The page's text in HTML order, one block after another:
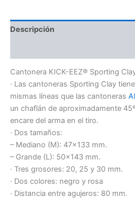
Descripción
Cantonera KICK-EEZ® Sporting
· Las cantoneras Sporting Clay
mismas líneas que las cantoneras
un chaflán de aproximadamente
encare del arma en el tiro.
· Dos tamaños:
– Mediano (M): 47×133 mm.
– Grande (L): 50×143 mm.
· Tres grosores: 20, 25 y 30 mm.
· Dos colores: negro y rosa
· Distancia entre agujeros: 80 mm.